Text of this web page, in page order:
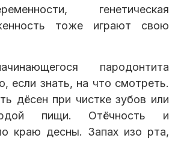
генетическая
тоже играют свою
пародонтита
если знать, на что смотреть.
дёсен при чистке зубов или
пищи. Отёчность и
краю десны. Запах изо рта,